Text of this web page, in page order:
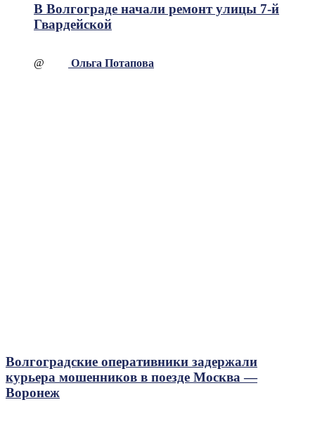
В Волгограде начали ремонт улицы 7-й
Гвардейской
@ Ольга Потапова
Волгоградские оперативники задержали
курьера мошенников в поезде Москва —
Воронеж